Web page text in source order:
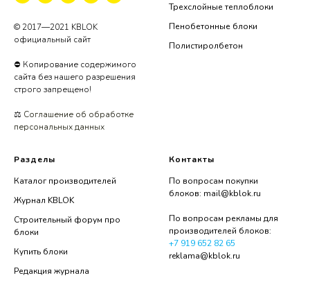
© 2017—2021 KBLOK
официальный сайт
⛔ Копирование содержимого
сайта без нашего разрешения
строго запрещено!
⚖️ Соглашение об обработке
персональных данных
Трехслойные теплоблоки
Пенобетонные блоки
Полистиролбетон
Разделы
Каталог производителей
Журнал KBLOK
Строительный форум про
блоки
Купить блоки
Редакция журнала
Контакты
По вопросам покупки
блоков: mail@kblok.ru
По вопросам рекламы для
производителей блоков:
+7 919 652 82 65
reklama@kblok.ru